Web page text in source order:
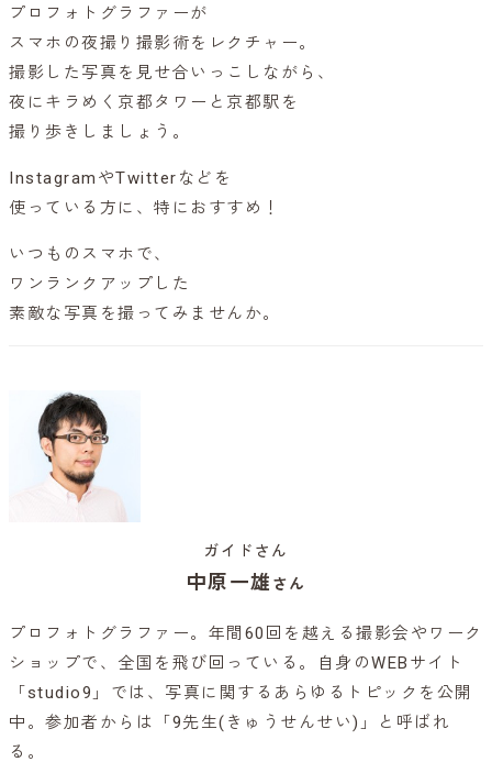
プロフォトグラファーが
スマホの夜撮り撮影術をレクチャー。
撮影した写真を見せ合いっこしながら、
夜にキラめく京都タワーと京都駅を
撮り歩きしましょう。
InstagramやTwitterなどを
使っている方に、特におすすめ！
いつものスマホで、
ワンランクアップした
素敵な写真を撮ってみませんか。
ガイドさん
中原一雄 さん
プロフォトグラファー。年間60回を越える撮影会やワーク
ショップで、全国を飛び回っている。自身のWEBサイト
「studio9」では、写真に関するあらゆるトピックを公開
中。参加者からは「9先生(きゅうせんせい)」と呼ばれ
る。